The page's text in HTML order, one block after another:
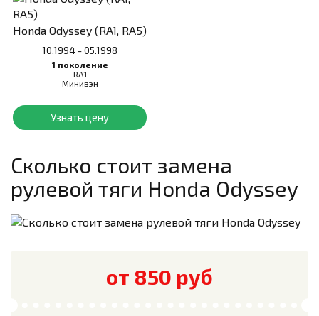
Honda Odyssey (RA1, RA5)
10.1994 - 05.1998
1 поколение
RA1
Минивэн
Узнать цену
Сколько стоит замена
рулевой тяги Honda Odyssey
от 850 руб